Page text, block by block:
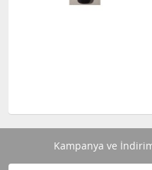
Kampanya ve